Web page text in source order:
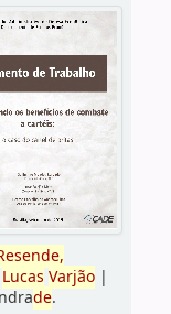
de,
Lucas Varjão|
de.